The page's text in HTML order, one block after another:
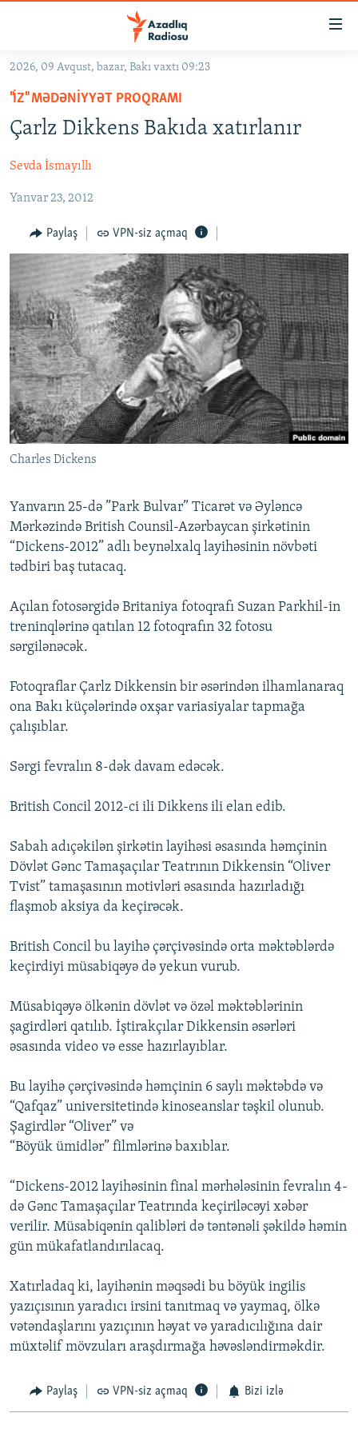
Əsas
qayıt
Əsas
naviqasiyaya
qayıt
keç
GÜNDƏM
#İZAHLA
KORRUPSIOMETR
#ƏSLINDƏ
FƏRQƏ BAX
QANUNI DOĞRU
ARAŞDIRMA
MULTIMEDIA
VIDEO
FOTOQALEREYA
İNFOQRAFIKA
KARIKATURA
RADIO ARXIV
OXU ZALI
AZƏRBAYCAN ƏDƏBIYYATI KITABXANASI
İSLAM VƏ DEMOKRATIYA
İZ - MƏDƏNIYYƏT PROQRAMI
HAQQIMIZDA
MISSIYAMIZ
PEŞƏ ETIKASI VƏ JURNALISTIKA STANDARTLARIMIZ
MATERIALLARIMIZDAN ISTIFADƏ
AZADLIQRADIOSU MOBIL TELEFONUNUZDA
XƏBƏR BÜLLETENLƏRIMIZ
BIZI IZLƏ
RFE/RL-in bütün saytları
2026, 09 Avqust, bazar, Bakı vaxtı 09:23
"İZ" MƏDƏNIYYƏT PROQRAMI
Çarlz Dikkens Bakıda xatırlanır
Sevda İsmayıllı
Yanvar 23, 2012
Paylaş VPN-siz açmaq
Charles Dickens
Yanvarın 25-də ”Park Bulvar” Ticarət və Əyləncə
Mərkəzində British Counsil-Azərbaycan şirkətinin
“Dickens-2012” adlı beynəlxalq layihəsinin növbəti
tədbiri baş tutacaq.
Açılan fotosərgidə Britaniya fotoqrafı Suzan Parkhil-in
treninqlərinə qatılan 12 fotoqrafın 32 fotosu
sərgilənəcək.
Fotoqraflar Çarlz Dikkensin bir əsərindən ilhamlanaraq
ona Bakı küçələrində oxşar variasiyalar tapmağa
çalışıblar.
Sərgi fevralın 8-dək davam edəcək.
British Concil 2012-ci ili Dikkens ili elan edib.
Sabah adıçəkilən şirkətin layihəsi əsasında həmçinin
Dövlət Gənc Tamaşaçılar Teatrının Dikkensin “Oliver
Tvist” tamaşasının motivləri əsasında hazırladığı
flaşmob aksiya da keçirəcək.
British Concil bu layihə çərçivəsində orta məktəblərdə
keçirdiyi müsabiqəyə də yekun vurub.
Müsabiqəyə ölkənin dövlət və özəl məktəblərinin
şagirdləri qatılıb. İştirakçılar Dikkensin əsərləri
əsasında video və esse hazırlayıblar.
Bu layihə çərçivəsində həmçinin 6 saylı məktəbdə və
“Qafqaz” universitetində kinoseanslar təşkil olunub.
Şagirdlər “Oliver” və
“Böyük ümidlər” filmlərinə baxıblar.
“Dickens-2012 layihəsinin final mərhələsinin fevralın 4-
də Gənc Tamaşaçılar Teatrında keçiriləcəyi xəbər
verilir. Müsabiqənin qalibləri də təntənəli şəkildə həmin
gün mükafatlandırılacaq.
Xatırladaq ki, layihənin məqsədi bu böyük ingilis
yazıçısının yaradıcı irsini tanıtmaq və yaymaq, ölkə
vətəndaşlarını yazıçının həyat və yaradıcılığına dair
müxtəlif mövzuları araşdırmağa həvəsləndirməkdir.
Paylaş VPN-siz açmaq Bizi izlə